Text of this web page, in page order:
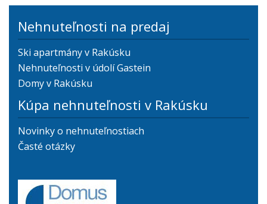
Nehnuteľnosti na predaj
Ski apartmány v Rakúsku
Nehnuteľnosti v údolí Gastein
Domy v Rakúsku
Kúpa nehnuteľnosti v Rakúsku
Novinky o nehnuteľnostiach
Časté otázky